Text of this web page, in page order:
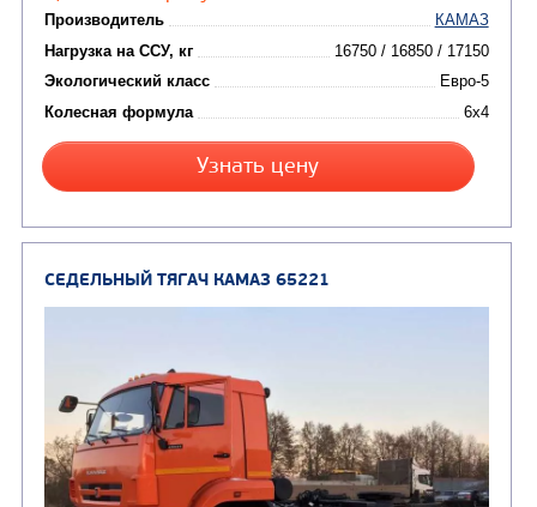
от 8 650 000₽
Производитель
Колесная формула
Заказать